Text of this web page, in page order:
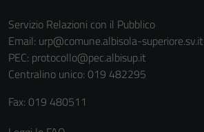
Servizio Relazioni con il Pubblico
Email: urp@comune.albisola-superiore.sv.it
PEC: protocollo@pec.albisup.it
Centralino unico: 019 482295
Fax: 019 480511